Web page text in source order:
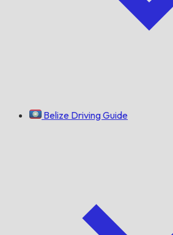
Belize Driving Guide